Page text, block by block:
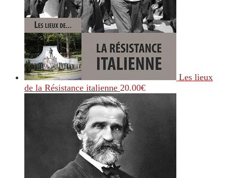
Les lieux
de la Résistance italienne 20.00€